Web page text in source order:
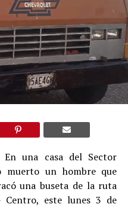
En una casa del Sector
muerto un hombre que
una buseta de la ruta
Centro, este lunes 3 de